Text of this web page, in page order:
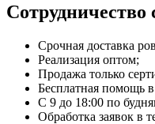
Сотрудничество
Срочная доставка
Реализация оптом;
Продажа только
Бесплатная помощь
С 9 до 18:00 по
Обработка заявок в